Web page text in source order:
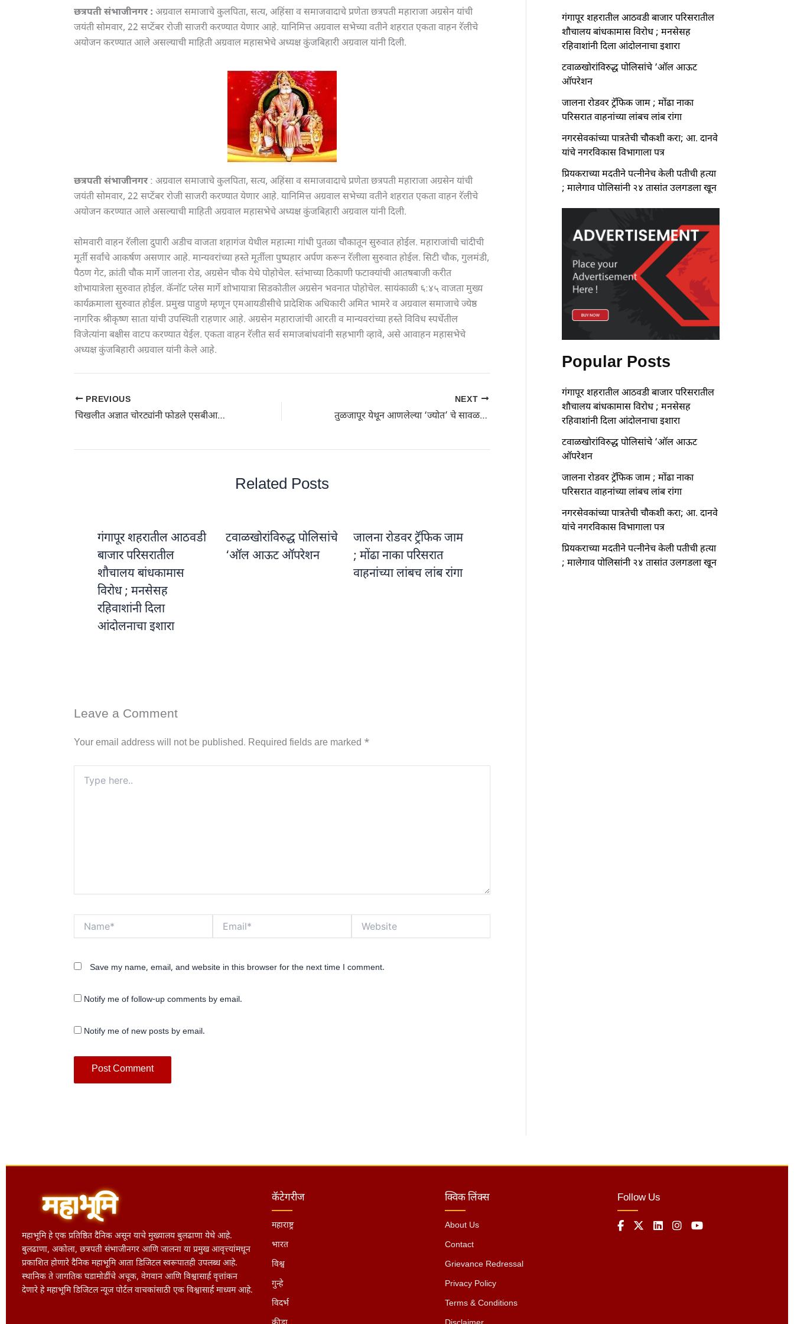
छत्रपती संभाजीनगर : अग्रवाल समाजाचे कुलपिता, सत्य, अहिंसा व समाजवादाचे प्रणेता छत्रपती महाराजा अग्रसेन यांची
जयंती सोमवार, 22 सप्टेंबर रोजी साजरी करण्यात येणार आहे. यानिमित्त अग्रवाल सभेच्या वतीने शहरात एकता वाहन रॅलीचे
अयोजन करण्यात आले असल्याची माहिती अग्रवाल महासभेचे अध्यक्ष कुंजबिहारी अग्रवाल यांनी दिली.
छत्रपती संभाजीनगर: अग्रवाल समाजाचे कुलपिता, सत्य, अहिंसा व समाजवादाचे प्रणेता छत्रपती महाराजा अग्रसेन यांची
जयंती सोमवार, 22 सप्टेंबर रोजी साजरी करण्यात येणार आहे. यानिमित्त अग्रवाल सभेच्या वतीने शहरात एकता वाहन रॅलीचे
अयोजन करण्यात आले असल्याची माहिती अग्रवाल महासभेचे अध्यक्ष कुंजबिहारी अग्रवाल यांनी दिली.
सोमवारी वाहन रॅलीला दुपारी अडीच वाजता शहागंज येथील महात्मा गांधी पुतळा चौकातून सुरुवात होईल. महाराजांची चांदीची
मूर्ती सर्वांचे आकर्षण असणार आहे. मान्यवरांच्या हस्ते मूर्तीला पुष्पहार अर्पण करून रॅलीला सुरुवात होईल. सिटी चौक, गुलमंडी,
पैठण गेट, क्रांती चौक मार्गे जालना रोड, अग्रसेन चौक येथे पोहोचेल. स्तंभाच्या ठिकाणी फटाक्यांची आतषबाजी करीत
शोभायात्रेला सुरुवात होईल. कॅनॉट प्लेस मार्गे शोभायात्रा सिडकोतील अग्रसेन भवनात पोहोचेल. सायंकाळी ६:४५ वाजता मुख्य
कार्यक्रमाला सुरुवात होईल. प्रमुख पाहुणे म्हणून एमआयडीसीचे प्रादेशिक अधिकारी अमित भामरे व अग्रवाल समाजाचे ज्येष्ठ
नागरिक श्रीकृष्ण साता यांची उपस्थिती राहणार आहे. अग्रसेन महाराजांची आरती व मान्यवरांच्या हस्ते विविध स्पर्धेतील
विजेत्यांना बक्षीस वाटप करण्यात येईल. एकता वाहन रॅलीत सर्व समाजबांधवांनी सहभागी व्हावे, असे आवाहन महासभेचे
अध्यक्ष कुंजबिहारी अग्रवाल यांनी केले आहे.
PREVIOUS
चिखलीत अज्ञात चोरट्यांनी फोडले एसबीआयचे एटीएम; दहा लाख रुपयांचा मुद्देमाल लंपास केल्याचा संशय
NEXT
तुळजापूर येथून आणलेल्या ‘ज्योत’ चे सावळदबारा येथे स्वागत; 400 किलोमिटर पायी चालले युवक
Related Posts
गंगापूर शहरातील आठवडी
बाजार परिसरातील
शौचालय बांधकामास
विरोध ; मनसेसह
रहिवाशांनी दिला
आंदोलनाचा इशारा
टवाळखोरांविरुद्ध पोलिसांचे
‘ऑल आऊट ऑपरेशन
जालना रोडवर ट्रॅफिक जाम
; मोंढा नाका परिसरात
वाहनांच्या लांबच लांब रांगा
Leave a Comment
Your email address will not be published. Required fields are marked *
here..
Save my name, email, and website in this browser for the next time I comment.
Notify me of follow-up comments by email.
Notify me of new posts by email.
गंगापूर शहरातील आठवडी बाजार परिसरातील
शौचालय बांधकामास विरोध ; मनसेसह
रहिवाशांनी दिला आंदोलनाचा इशारा
टवाळखोरांविरुद्ध पोलिसांचे ‘ऑल आऊट
ऑपरेशन
जालना रोडवर ट्रॅफिक जाम ; मोंढा नाका
परिसरात वाहनांच्या लांबच लांब रांगा
नगरसेवकांच्या पात्रतेची चौकशी करा; आ. दानवे
यांचे नगरविकास विभागाला पत्र
प्रियकराच्या मदतीने पत्नीनेच केली पतीची हत्या
; मालेगाव पोलिसांनी २४ तासांत उलगडला खून
Popular Posts
गंगापूर शहरातील आठवडी बाजार परिसरातील
शौचालय बांधकामास विरोध ; मनसेसह
रहिवाशांनी दिला आंदोलनाचा इशारा
टवाळखोरांविरुद्ध पोलिसांचे ‘ऑल आऊट
ऑपरेशन
जालना रोडवर ट्रॅफिक जाम ; मोंढा नाका
परिसरात वाहनांच्या लांबच लांब रांगा
नगरसेवकांच्या पात्रतेची चौकशी करा; आ. दानवे
यांचे नगरविकास विभागाला पत्र
प्रियकराच्या मदतीने पत्नीनेच केली पतीची हत्या
; मालेगाव पोलिसांनी २४ तासांत उलगडला खून
महाभूमि हे एक प्रतिष्ठित दैनिक असून याचे मुख्यालय बुलढाणा येथे आहे.
बुलढाणा, अकोला, छत्रपती संभाजीनगर आणि जालना या प्रमुख आवृत्त्यांमधून
प्रकाशित होणारे दैनिक महाभूमि आता डिजिटल स्वरूपातही उपलब्ध आहे.
स्थानिक ते जागतिक घडामोडींचे अचूक, वेगवान आणि विश्वासार्ह वृत्तांकन
देणारे हे महाभूमि डिजिटल न्यूज पोर्टल वाचकांसाठी एक विश्वासार्ह माध्यम आहे.
कॅटेगरीज
महाराष्ट्र
भारत
विश्व
गुन्हे
विदर्भ
क्विक लिंक्स
About Us
Contact
Grievance Redressal
Privacy Policy
Terms & Conditions
Follow Us